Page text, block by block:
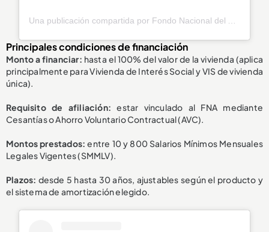
Principales condiciones de financiación
Monto a financiar: hasta el 100% del valor de la vivienda (aplica
principalmente para Vivienda de Interés Social y VIS de vivienda
única).
Requisito de afiliación:estar vinculado al FNA mediante
Cesantías o Ahorro Voluntario Contractual (AVC).
Montos prestados:entre 10 y 800 Salarios Mínimos Mensuales
Legales Vigentes (SMMLV).
Plazos: desde 5 hasta 30 años, ajustables según el producto y
el sistema de amortización elegido.